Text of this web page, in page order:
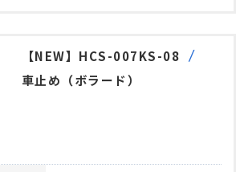
【NEW】HCS-007KS-08
車止め（ボラード）